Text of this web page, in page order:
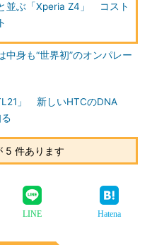
並ぶ「Xperia Z4」 コスト
中身も“世界初”のオンパレー
」 新しいHTCのDNA
5 件あります
LINE Hatena